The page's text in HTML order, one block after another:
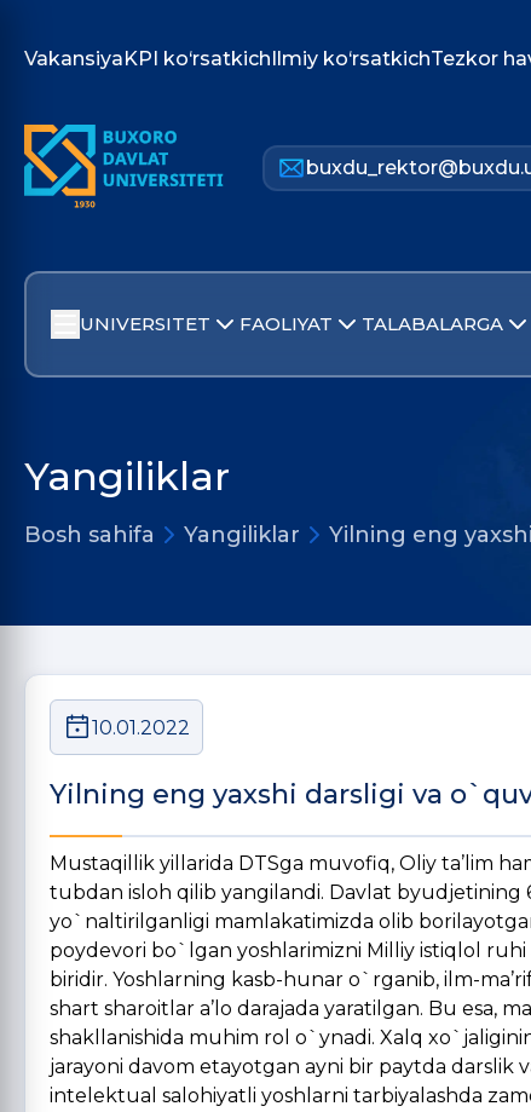
VakansiyaKPI ko‘rsatkichIlmiy ko‘rsatkichTezkor
UNIVERSITET FAOLIYAT TALABALARGA
Yangiliklar
Bosh sahifa Yangiliklar Yilning eng
10.01.2022
Yilning eng yaxshi darsligi va
Mustaqillik yillarida DTSga muvofiq, Oliy ta’lim
tubdan isloh qilib yangilandi. Davlat byudjetining
yo`naltirilganligi mamlakatimizda olib
poydevori bo`lgan yoshlarimizni Milliy istiqlol
biridir. Yoshlarning kasb-hunar o`rganib, ilm-
shart sharoitlar a’lo darajada yaratilgan. Bu esa,
shakllanishida muhim rol o`ynadi. Xalq
jarayoni davom etayotgan ayni bir paytda
intelektual salohiyatli yoshlarni tarbiyalashda